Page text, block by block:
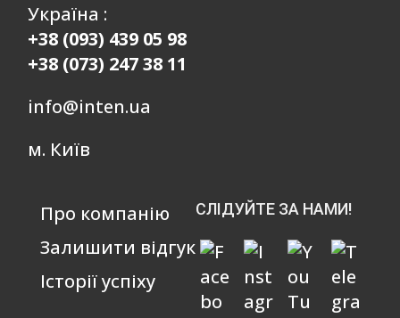
Україна :
+38 (093) 439 05 98
+38 (073) 247 38 11
info@inten.ua
м. Київ
Про компанію
Залишити відгук
Історії успіху
СЛІДУЙТЕ ЗА НАМИ!